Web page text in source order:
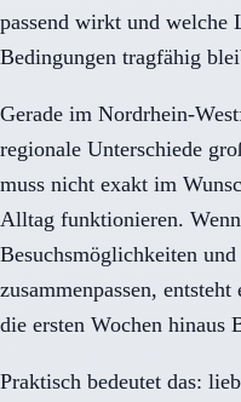
passend wirkt und welche
Bedingungen tragfähig
Gerade im Nordrhein-
regionale Unterschiede
muss nicht exakt im
Alltag funktionieren.
Besuchsmöglichkeiten
zusammenpassen,
die ersten Wochen hinaus
Praktisch bedeutet das: